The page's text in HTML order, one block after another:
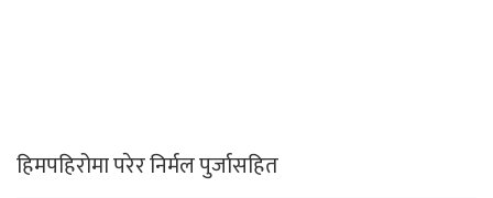
हिमपहिरोमा परेर निर्मल पुर्जासहित